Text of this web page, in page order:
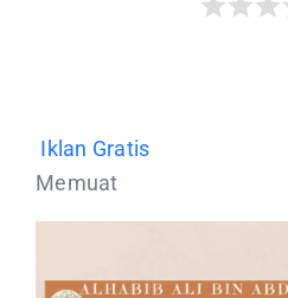
Iklan Gratis
Memuat